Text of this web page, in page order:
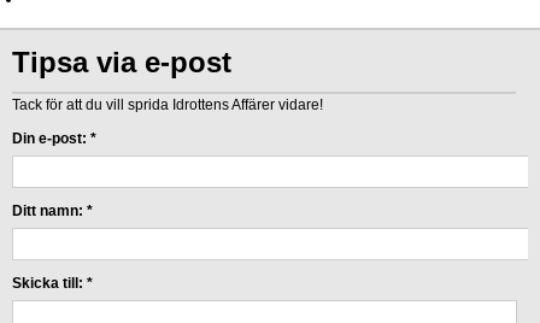
Tipsa via e-post
Tack för att du vill sprida Idrottens Affärer vidare!
Din e-post: *
Ditt namn: *
Skicka till: *